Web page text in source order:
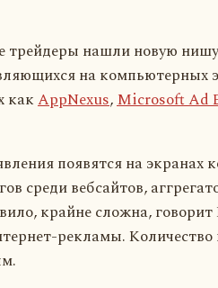
трейдеры нашли новую
на компьютерных
какAppNexus,Microsoft Ad
появятся на экранах
среди вебсайтов,
крайне сложна,
рекламы.